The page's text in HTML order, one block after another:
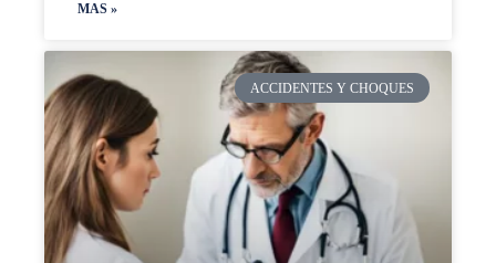
MAS »
ACCIDENTES Y CHOQUES